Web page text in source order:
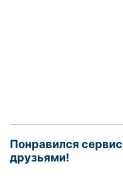
Понравился
друзьями!